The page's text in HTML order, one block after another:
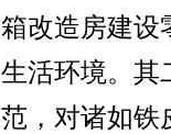
箱改造房建设
生活环境。其
范，对诸如铁